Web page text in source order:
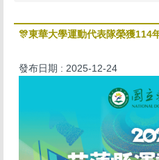
🎊東華大學運動代表隊榮獲114
發布日期 : 2025-12-24